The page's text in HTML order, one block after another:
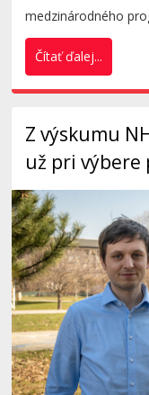
medzinárodného
Čítať ďalej...
Z výskumu
už pri výbere